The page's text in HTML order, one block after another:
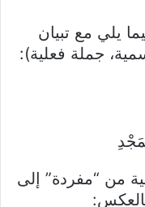
يلي مع تبيان
جملة فعلية):
من “مفردة” إلى